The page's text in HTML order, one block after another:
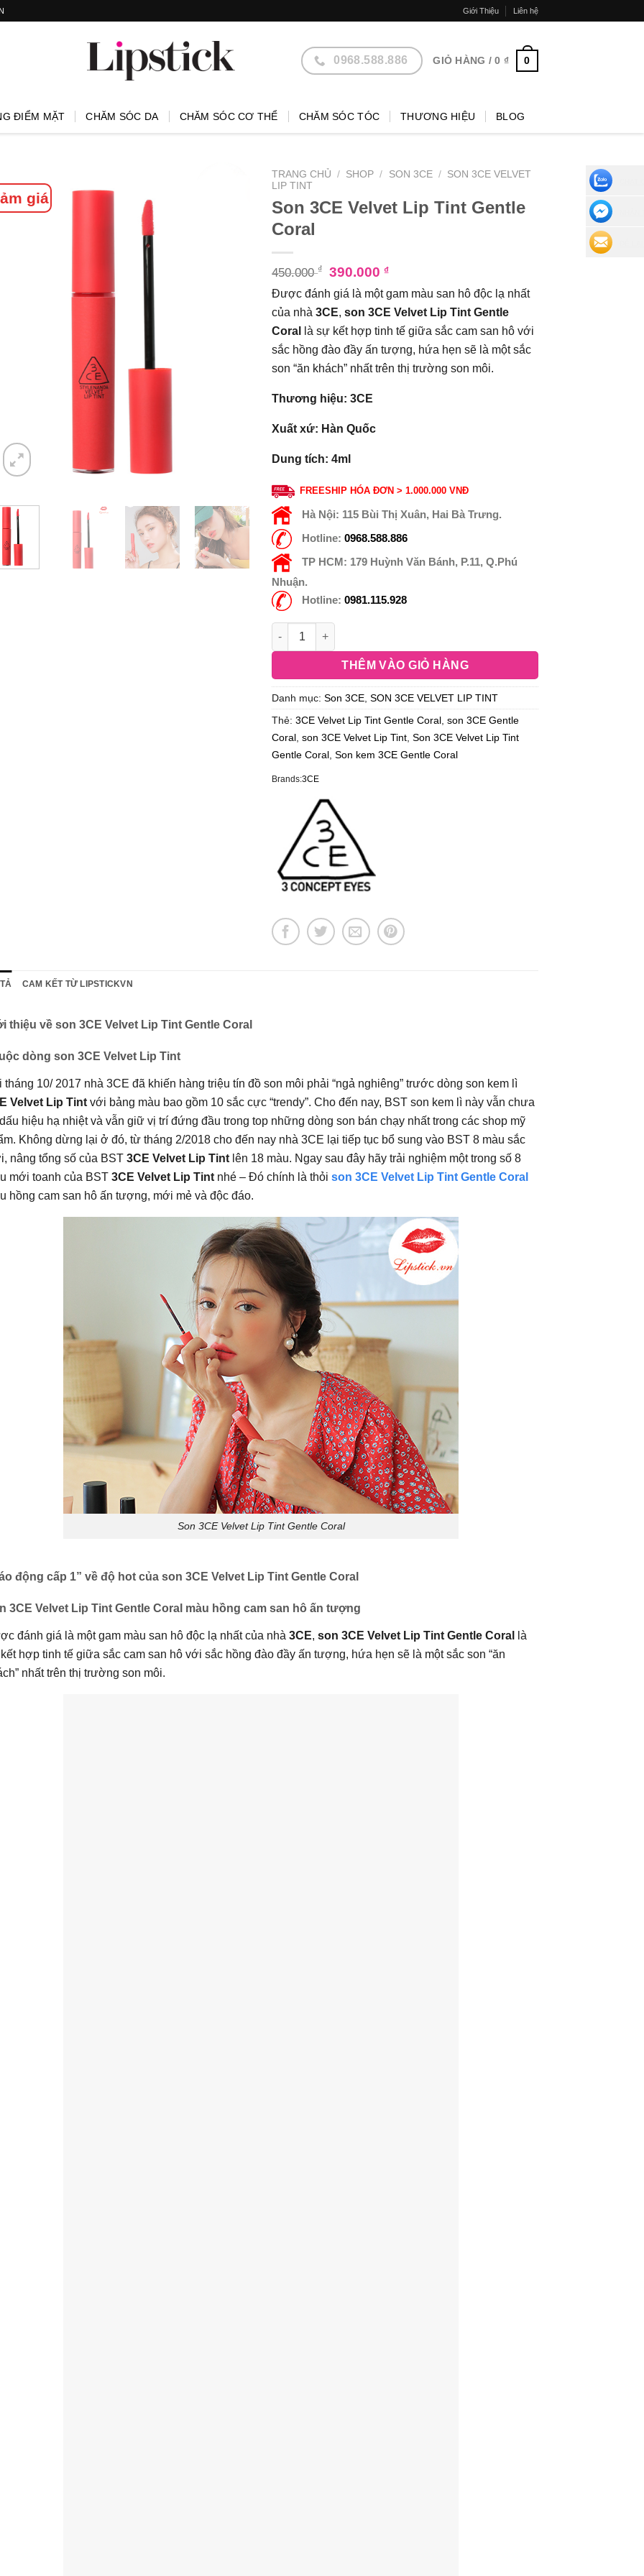
Giới Thiệu Liên hệ
0968.588.886 GIỎ HÀNG /0 ₫ 0
ĐIỂM MẶT CHĂM SÓC DA CHĂM SÓC CƠ THỂ CHĂM SÓC TÓC THƯƠNG HIỆU BLOG
giá
TRANG CHỦ / SHOP / SON 3CE /
SON 3CE VELVET
LIP TINT
Son 3CE Velvet Lip Tint Gentle
Coral
450.000₫ 390.000 ₫
Được đánh giá là một gam màu san hô độc lạ nhất
của nhà3CE,son 3CE Velvet Lip Tint Gentle
Coral
là sự kết hợp tinh tế giữa sắc cam san hô với
sắc hồng đào đầy ấn tượng, hứa hẹn sẽ là một sắc
son “ăn khách” nhất trên thị trường son môi.
Thương hiệu: 3CE
Xuất xứ: Hàn Quốc
Dung tích: 4ml
FREESHIP HÓA ĐƠN > 1.000.000 VNĐ
Hà Nội: 115 Bùi Thị Xuân, Hai Bà Trưng.
Hotline:0968.588.886
TP HCM: 179 Huỳnh Văn Bánh, P.11, Q.Phú
Nhuận.
Hotline:0981.115.928
THÊM VÀO GIỎ HÀNG
Danh mục:Son 3CE ,SON 3CE VELVET LIP TINT
Thẻ:3CE Velvet Lip Tint Gentle Coral ,son 3CE Gentle
Coral ,son 3CE Velvet Lip Tint ,Son 3CE Velvet Lip Tint
Gentle Coral ,Son kem 3CE Gentle Coral
Brands:3CE
CAM KẾT TỪ LIPSTICKVN
thiệu về son 3CE Velvet Lip Tint Gentle Coral
dòng son 3CE Velvet Lip Tint
tháng 10/ 2017 nhà 3CE đã khiến hàng triệu tín đồ son môi phải “ngả nghiêng” trước dòng son kem lì
Velvet Lip Tint với bảng màu bao gồm 10 sắc cực “trendy”. Cho đến nay, BST son kem lì này vẫn chưa
hiệu hạ nhiệt và vẫn giữ vị trí đứng đầu trong top những dòng son bán chạy nhất trong các shop mỹ
Không dừng lại ở đó, từ tháng 2/2018 cho đến nay nhà 3CE lại tiếp tục bổ sung vào BST 8 màu sắc
nâng tổng số của BST 3CE Velvet Lip Tint lên 18 màu. Ngay sau đây hãy trải nghiệm một trong số 8
mới toanh của BST 3CE Velvet Lip Tint nhé – Đó chính là thỏi son 3CE Velvet Lip Tint Gentle Coral
hồng cam san hô ấn tượng, mới mẻ và độc đáo.
Son 3CE Velvet Lip Tint Gentle Coral
động cấp 1” về độ hot của son 3CE Velvet Lip Tint Gentle Coral
3CE Velvet Lip Tint Gentle Coral màu hồng cam san hô ấn tượng
đánh giá là một gam màu san hô độc lạ nhất của nhà 3CE, son 3CE Velvet Lip Tint Gentle Coral
là
hợp tinh tế giữa sắc cam san hô với sắc hồng đào đầy ấn tượng, hứa hẹn sẽ là một sắc son “ăn
nhất trên thị trường son môi.